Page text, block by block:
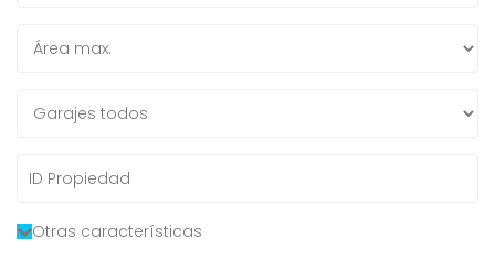
Otras características